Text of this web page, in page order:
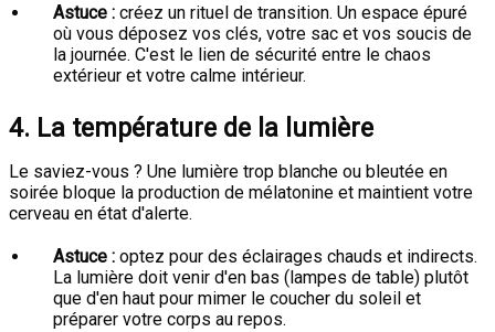
Astuce : créez un rituel de transition. Un espace épuré
où vous déposez vos clés, votre sac et vos soucis de
la journée. C'est le lien de sécurité entre le chaos
extérieur et votre calme intérieur.
4. La température de la lumière
Le saviez-vous ? Une lumière trop blanche ou bleutée en
soirée bloque la production de mélatonine et maintient votre
cerveau en état d'alerte.
Astuce : optez pour des éclairages chauds et indirects.
La lumière doit venir d'en bas (lampes de table) plutôt
que d'en haut pour mimer le coucher du soleil et
préparer votre corps au repos.